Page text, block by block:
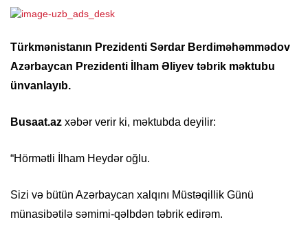
Türkmənistanın Prezidenti Sərdar Berdiməhəmmədov
Azərbaycan Prezidenti İlham Əliyev təbrik məktubu
ünvanlayıb.
Busaat.az xəbər verir ki, məktubda deyilir:
“Hörmətli İlham Heydər oğlu.
Sizi və bütün Azərbaycan xalqını Müstəqillik Günü
münasibətilə səmimi-qəlbdən təbrik edirəm.